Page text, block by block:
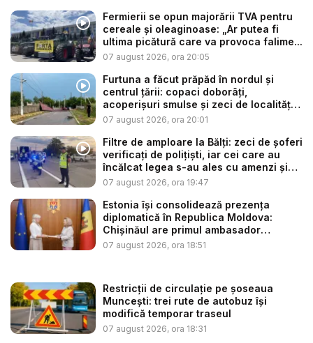
Fermierii se opun majorării TVA pentru
cereale și oleaginoase: „Ar putea fi
ultima picătură care va provoca falime...
07 august 2026, ora 20:05
Furtuna a făcut prăpăd în nordul și
centrul țării: copaci doborâți,
acoperișuri smulse și zeci de localități
...
07 august 2026, ora 20:01
Filtre de amploare la Bălți: zeci de șoferi
verificați de polițiști, iar cei care au
încălcat legea s-au ales cu amenzi și
s...
07 august 2026, ora 19:47
Estonia își consolidează prezența
diplomatică în Republica Moldova:
Chișinăul are primul ambasador
estonia...
07 august 2026, ora 18:51
Restricții de circulație pe șoseaua
Muncești: trei rute de autobuz își
modifică temporar traseul
07 august 2026, ora 18:31